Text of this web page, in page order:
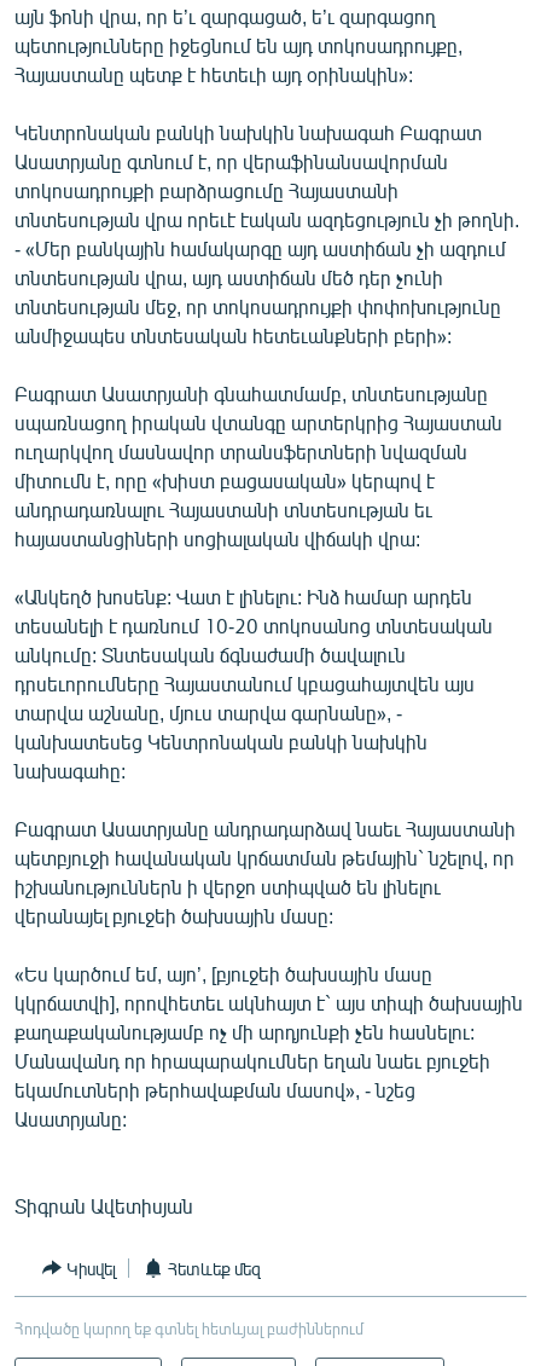
ՏԵՍԱՆՅՈՒԹԵՐ
ԲԱՆԱՎԵՃ
ՓՈԴՔԱՍԹ
Հայերեն
English
Русский
«Ազատության» բոլոր կայքերը
այն ֆոնի վրա, որ ե’ւ զարգացած, ե’ւ զարգացող
պետությունները իջեցնում են այդ տոկոսադրույքը,
Հայաստանը պետք է հետեւի այդ օրինակին»:
Կենտրոնական բանկի նախկին նախագահ Բագրատ
Ասատրյանը գտնում է, որ վերաֆինանսավորման
տոկոսադրույքի բարձրացումը Հայաստանի
տնտեսության վրա որեւէ էական ազդեցություն չի թողնի.
- «Մեր բանկային համակարգը այդ աստիճան չի ազդում
տնտեսության վրա, այդ աստիճան մեծ դեր չունի
տնտեսության մեջ, որ տոկոսադրույքի փոփոխությունը
անմիջապես տնտեսական հետեւանքների բերի»:
Բագրատ Ասատրյանի գնահատմամբ, տնտեսությանը
սպառնացող իրական վտանգը արտերկրից Հայաստան
ուղարկվող մասնավոր տրանսֆերտների նվազման
միտումն է, որը «խիստ բացասական» կերպով է
անդրադառնալու Հայաստանի տնտեսության եւ
հայաստանցիների սոցիալական վիճակի վրա:
«Անկեղծ խոսենք: Վատ է լինելու: Ինձ համար արդեն
տեսանելի է դառնում 10-20 տոկոսանոց տնտեսական
անկումը: Տնտեսական ճգնաժամի ծավալուն
դրսեւորումները Հայաստանում կբացահայտվեն այս
տարվա աշնանը, մյուս տարվա գարնանը», -
կանխատեսեց Կենտրոնական բանկի նախկին
նախագահը:
Բագրատ Ասատրյանը անդրադարձավ նաեւ Հայաստանի
պետբյուջի հավանական կրճատման թեմային` նշելով, որ
իշխանություններն ի վերջո ստիպված են լինելու
վերանայել բյուջեի ծախսային մասը:
«Ես կարծում եմ, այո’, [բյուջեի ծախսային մասը
կկրճատվի], որովհետեւ ակնհայտ է` այս տիպի ծախսային
քաղաքականությամբ ոչ մի արդյունքի չեն հասնելու:
Մանավանդ որ հրապարակումներ եղան նաեւ բյուջեի
եկամուտների թերհավաքման մասով», - նշեց
Ասատրյանը:
Տիգրան Ավետիսյան
Կիսվել Հետևեք մեզ
Հոդվածը կարող եք գտնել հետևյալ բաժիններում